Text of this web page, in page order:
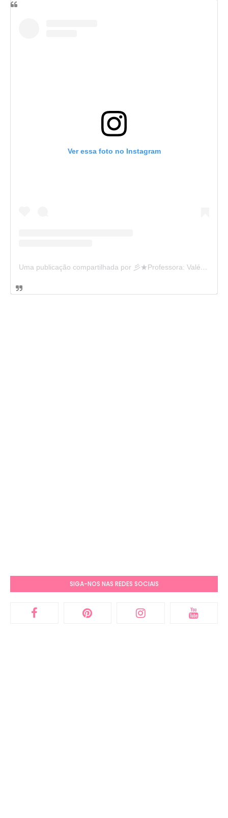
Ver essa foto no Instagram
Uma publicação compartilhada por 彡★Professora: Valéria·.¸¸.· (@ensinandocomcarinho)
SIGA-NOS NAS REDES SOCIAIS